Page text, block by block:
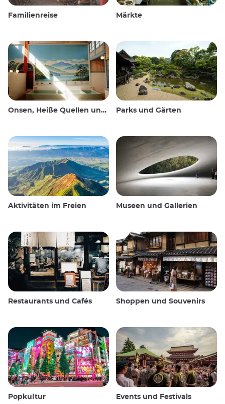
Familienreise Märkte
Onsen, Heiße Quellen und öffentliche Bäder Parks und Gärten
Aktivitäten im Freien Museen und Gallerien
Restaurants und Cafés Shoppen und Souvenirs
Popkultur Events und Festivals